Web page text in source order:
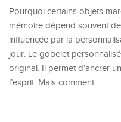
Pourquoi certains objets
mémoire dépend souvent
influencée par la
jour. Le gobelet
original. Il permet d’ancrer
l’esprit. Mais comment…